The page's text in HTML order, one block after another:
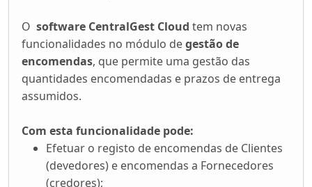
O software CentralGest Cloud tem novas
funcionalidades no módulo degestão de
encomendas, que permite uma gestão das
quantidades encomendadas e prazos de entrega
assumidos.
Com esta funcionalidade pode:
Efetuar o registo de encomendas de Clientes
(devedores) e encomendas a Fornecedores
(credores);